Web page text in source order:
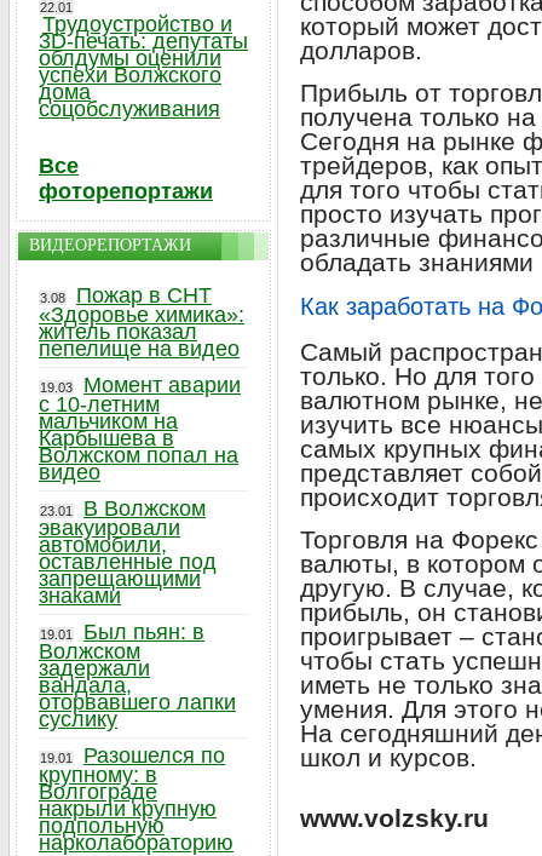
который может
долларов.
Прибыль от
получена только
Сегодня на рынке
трейдеров, как
для того чтобы
просто изучать
различные
обладать
Как заработать на
Самый
только. Но для
валютном рынке,
изучить все
самых крупных
представляет
происходит
Торговля на
валюты, в котором
другую. В случае,
прибыль, он
проигрывает –
чтобы стать
иметь не только
умения. Для этого
На сегодняшний
школ и курсов.
www.volzsky.ru
22.01
Трудоустройство и
3D-печать: депутаты
облдумы оценили
успехи Волжского
дома
соцобслуживания
Все
фоторепортажи
ВИДЕОРЕПОРТАЖИ
3.08
Пожар в СНТ
«Здоровье химика»:
житель показал
пепелище на видео
19.03
Момент аварии
с 10-летним
мальчиком на
Карбышева в
Волжском попал на
видео
23.01
В Волжском
эвакуировали
автомобили,
оставленные под
запрещающими
знаками
19.01
Был пьян: в
Волжском
задержали
вандала,
оторвавшего лапки
суслику
19.01
Разошелся по
крупному: в
Волгограде
накрыли крупную
подпольную
нарколабораторию